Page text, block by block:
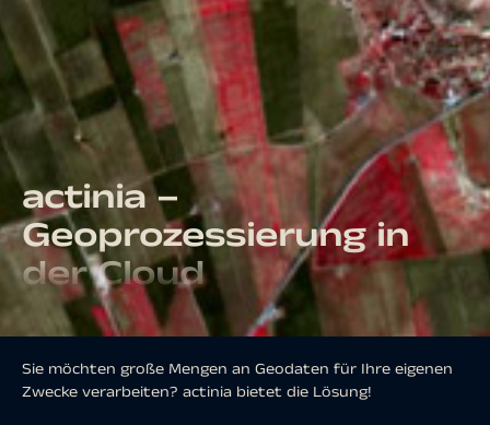
actinia –
Geoprozessierung in
der Cloud
Sie möchten große Mengen an Geodaten für Ihre eigenen
Zwecke verarbeiten? actinia bietet die Lösung!